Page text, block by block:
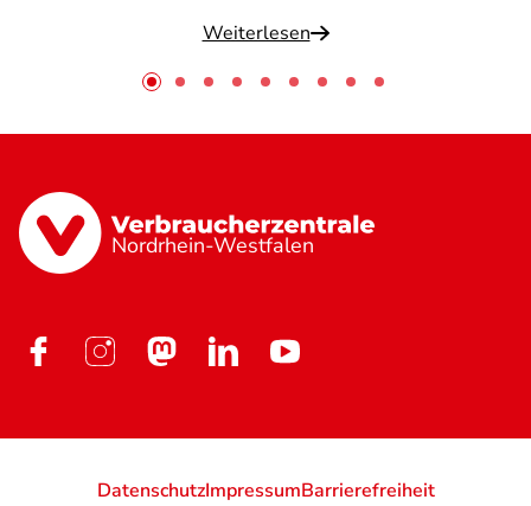
Weiterlesen
Nordrhein-Westfalen
DatenschutzImpressumBarrierefreiheit